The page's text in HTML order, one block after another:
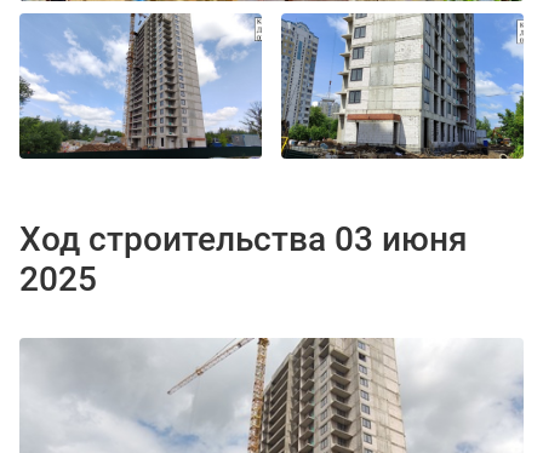
Ход строительства 03 июня
2025